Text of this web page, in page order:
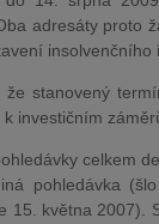
adresáty proto
insolvenčního
stanovený
investičním
celkem
pohledávka
15. května 2007).